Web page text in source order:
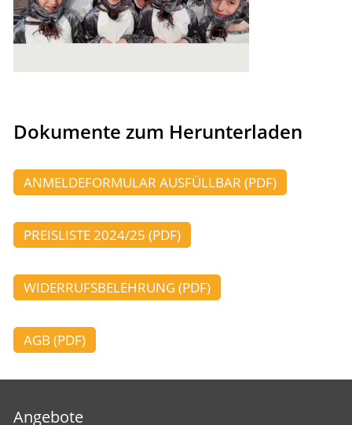
Dokumente zum Herunterladen
ANMELDEFORMULAR AUSFÜLLBAR (PDF)
PREISLISTE 2024/25 (PDF)
WIDERRUFSBELEHRUNG (PDF)
AGB (PDF)
Angebote